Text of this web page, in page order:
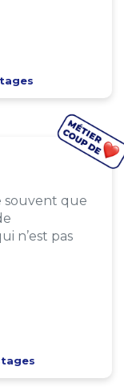
souvent que
n’est pas